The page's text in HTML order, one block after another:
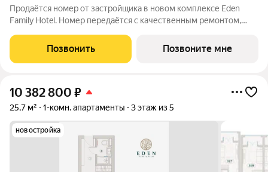
Продаётся номер от застройщика в новом комплексе Eden
Family Hotel. Номер передаётся с качественным ремонтом,
заселению или сдаче в аренду. Прямая продажа от
застройщика, прозрачные условия,
Позвонить Позвоните мне
10 382 800 ₽
25,7 м² 1-комн. апартаменты 3 этаж из 5
новостройка